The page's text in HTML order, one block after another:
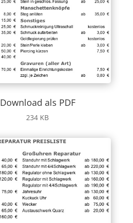
Download als PDF
234 KB